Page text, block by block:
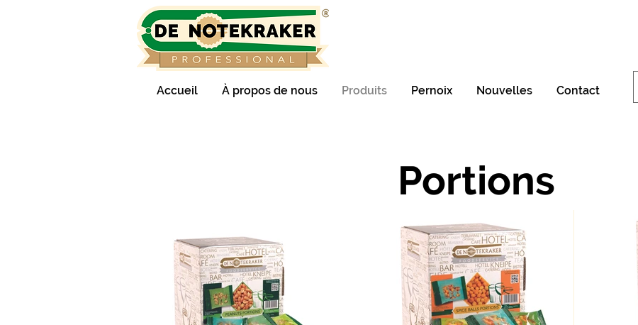
Accueil À propos de nous Produits Pernoix Nouvelles Contact
Portions